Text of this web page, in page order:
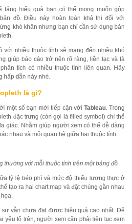
tăng hiểu quả bạn có thể mong muốn gộp
đồ. Điều này hoàn toàn khả thi đối với
khó khăn nhưng bạn chỉ cần sử dụng bản
với nhiều thuộc tính sẽ mang đến nhiều khó
giúp báo cáo trở nên rõ ràng, liền lạc và là
tích có nhiều thuộc tính liên quan. Hãy
hấp dẫn này nhé.
là gì?
một số bạn mới tiếp cận vớiTableau. Trong
đặc trưng (còn gọi là filled symbol) chỉ thể
giác. Nhằm giúp người xem có thể dễ dàng
nhau và mối quan hệ giữa hai thuộc tính.
thường với mỗi thuộc tính trên một bảng đồ
tỷ lệ béo phì và mức độ thiếu lương thực ở
tạo ra hai chart map và đặt chúng gần nhau
sự vẫn chưa đạt được hiệu quả cao nhất. Để
yếu tố trên, người xem cần phải liên tục xem